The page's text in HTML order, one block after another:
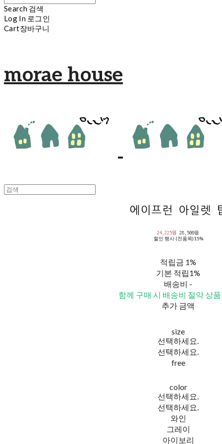
Search 검색
Log In 로그인
Cart장바구니
morae house
에이프런 아일렛
24,225원28,500원
할인 행사 (전품목)15%
적립금 1%
기본 적립1%
배송비 -
함께 구매 시 배송비 절약 상
추가 금액
size
선택하세요.
선택하세요.
free
color
선택하세요.
선택하세요.
와인
그레이
아이보리